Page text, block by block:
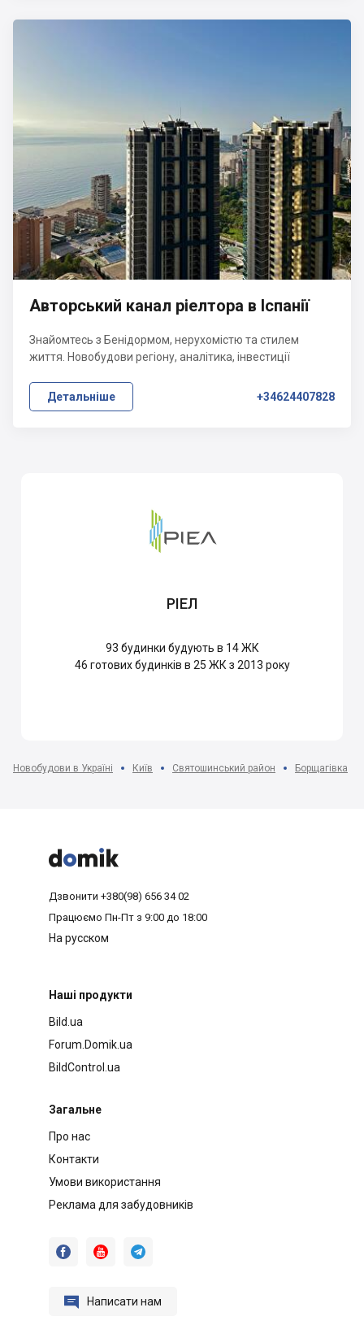
Авторський канал ріелтора в Іспанії
Знайомтесь з Бенідормом, нерухомістю та стилем
життя. Новобудови регіону, аналітика, інвестиції
Детальніше +34624407828
РІЕЛ
93 будинки будують в 14 ЖК
46 готових будинків в 25 ЖК з 2013 року
Новобудови в Україні Київ Святошинський район Борщагівка



Дзвонити +380(98) 656 34 02
Працюємо Пн-Пт з 9:00 до 18:00
На русском
Наші продукти
Bild.ua
Forum.Domik.ua
BildControl.ua
Загальне
Про нас
Контакти
Умови використання
Реклама для забудовників
  
 Написати нам